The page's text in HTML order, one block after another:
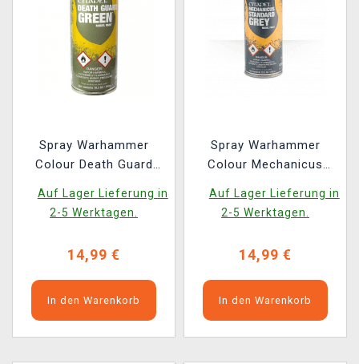
Spray Warhammer
Colour Death Guard
grün (Spray)
Auf Lager Lieferung in
2-5 Werktagen.
14,99 €
In den Warenkorb
Spray Warhammer
Colour Mechanicus
Grau (Spray)
Auf Lager Lieferung in
2-5 Werktagen.
14,99 €
In den Warenkorb